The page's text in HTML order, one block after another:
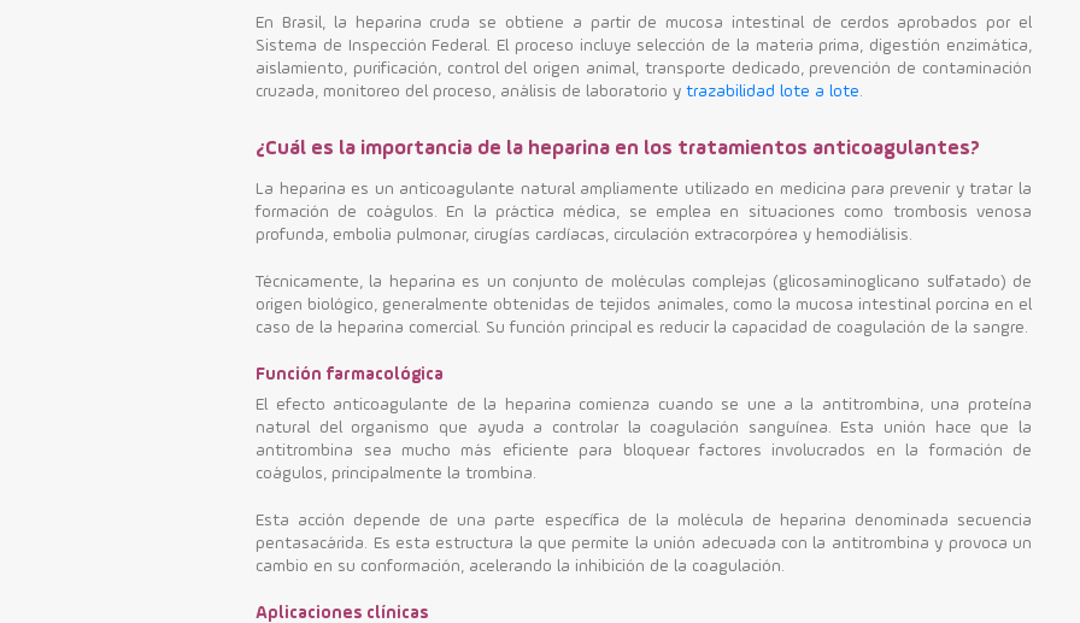
En Brasil, la heparina cruda se obtiene a partir de mucosa intestinal de cerdos aprobados por el
Sistema de Inspección Federal. El proceso incluye selección de la materia prima, digestión enzimática,
aislamiento, purificación, control del origen animal, transporte dedicado, prevención de contaminación
cruzada, monitoreo del proceso, análisis de laboratorio ytrazabilidad lote a lote.
¿Cuál es la importancia de la heparina en los tratamientos anticoagulantes?
La heparina es un anticoagulante natural ampliamente utilizado en medicina para prevenir y tratar la
formación de coágulos. En la práctica médica, se emplea en situaciones como trombosis venosa
profunda, embolia pulmonar, cirugías cardíacas, circulación extracorpórea y hemodiálisis.
Técnicamente, la heparina es un conjunto de moléculas complejas (glicosaminoglicano sulfatado) de
origen biológico, generalmente obtenidas de tejidos animales, como la mucosa intestinal porcina en el
caso de la heparina comercial. Su función principal es reducir la capacidad de coagulación de la sangre.
Función farmacológica
El efecto anticoagulante de la heparina comienza cuando se une a la antitrombina, una proteína
natural del organismo que ayuda a controlar la coagulación sanguínea. Esta unión hace que la
antitrombina sea mucho más eficiente para bloquear factores involucrados en la formación de
coágulos, principalmente la trombina.
Esta acción depende de una parte específica de la molécula de heparina denominada secuencia
pentasacárida. Es esta estructura la que permite la unión adecuada con la antitrombina y provoca un
cambio en su conformación, acelerando la inhibición de la coagulación.
Aplicaciones clínicas